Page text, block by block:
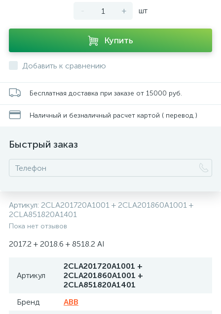
- + шт
Купить
Добавить к сравнению
Бесплатная доставка при заказе от 15000 руб.
Наличный и безналичный расчет картой ( перевод )
Быстрый заказ
Артикул: 2CLA201720A1001 + 2CLA201860A1001 +
2CLA851820A1401
Пока нет отзывов
2017.2 + 2018.6 + 8518.2 AI
Артикул
2CLA201720A1001 +
2CLA201860A1001 +
2CLA851820A1401
Бренд
ABB